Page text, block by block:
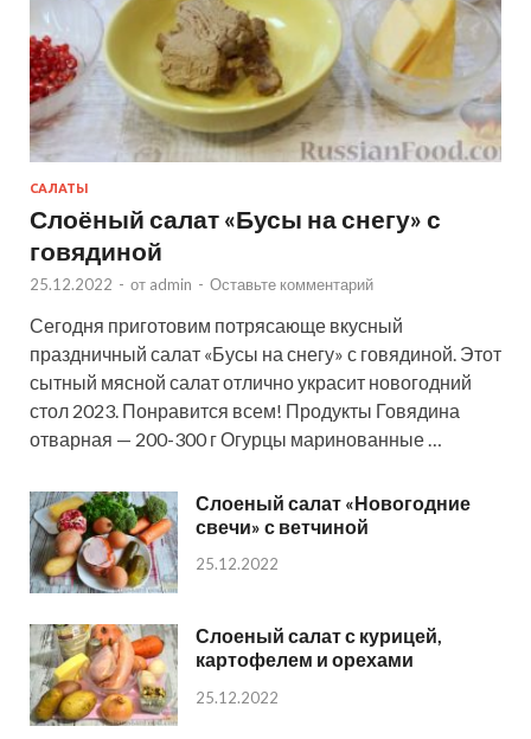
САЛАТЫ
Слоёный салат «Бусы на снегу» с
говядиной
25.12.2022 - от admin - Оставьте комментарий
Сегодня приготовим потрясающе вкусный
праздничный салат «Бусы на снегу» с говядиной. Этот
сытный мясной салат отлично украсит новогодний
стол 2023. Понравится всем! Продукты Говядина
отварная — 200-300 г Огурцы маринованные …
Слоеный салат «Новогодние
свечи» с ветчиной
25.12.2022
Слоеный салат с курицей,
картофелем и орехами
25.12.2022